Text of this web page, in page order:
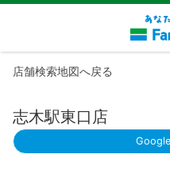
店舗検索地図へ戻る
志木駅東口店